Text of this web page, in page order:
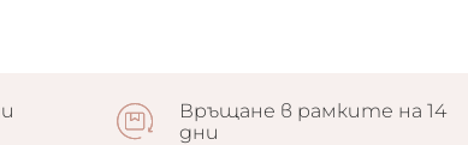
Връщане в рамките на 14
дни